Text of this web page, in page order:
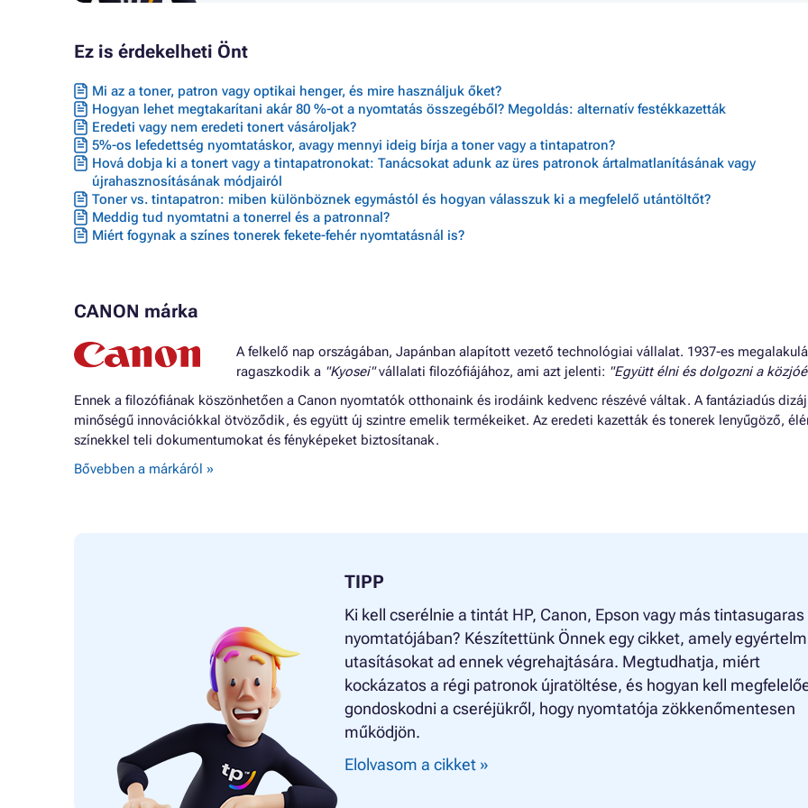
Ez is érdekelheti Önt
Mi az a toner, patron vagy optikai henger, és mire használjuk őket?
Hogyan lehet megtakarítani akár 80 %-ot a nyomtatás összegéből? Megoldás: alternatív festékkazetták
Eredeti vagy nem eredeti tonert vásároljak?
5%-os lefedettség nyomtatáskor, avagy mennyi ideig bírja a toner vagy a tintapatron?
Hová dobja ki a tonert vagy a tintapatronokat: Tanácsokat adunk az üres patronok ártalmatlanításának vagy
újrahasznosításának módjairól
Toner vs. tintapatron: miben különböznek egymástól és hogyan válasszuk ki a megfelelő utántöltőt?
Meddig tud nyomtatni a tonerrel és a patronnal?
Miért fogynak a színes tonerek fekete-fehér nyomtatásnál is?
CANON márka
A felkelő nap országában, Japánban alapított vezető technológiai vállalat. 1937-es
ragaszkodik a "Kyosei"vállalati filozófiájához, ami azt jelenti: "Együtt élni és dolgozni a
Ennek a filozófiának köszönhetően a Canon nyomtatók otthonaink és irodáink kedvenc részévé váltak. A fantáziadús
minőségű innovációkkal ötvöződik, és együtt új szintre emelik termékeiket. Az eredeti kazetták és tonerek lenyűgöző,
színekkel teli dokumentumokat és fényképeket biztosítanak.
Bővebben a márkáról »
TIPP
Ki kell cserélnie a tintát HP, Canon, Epson vagy más tintasugaras
nyomtatójában? Készítettünk Önnek egy cikket, amely
utasításokat ad ennek végrehajtására. Megtudhatja, miért
kockázatos a régi patronok újratöltése, és hogyan kell
gondoskodni a cseréjükről, hogy nyomtatója zökkenőmentesen
működjön.
Elolvasom a cikket »